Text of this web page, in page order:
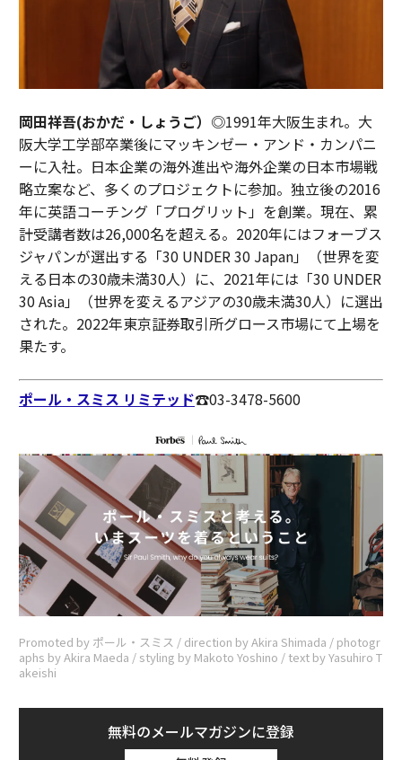
岡田祥吾(おかだ・しょうご）◎1991年大阪生まれ。大
阪大学工学部卒業後にマッキンゼー・アンド・カンパニ
ーに入社。日本企業の海外進出や海外企業の日本市場戦
略立案など、多くのプロジェクトに参加。独立後の2016
年に英語コーチング「プログリット」を創業。現在、累
計受講者数は26,000名を超える。2020年にはフォーブス
ジャパンが選出する「30 UNDER 30 Japan」（世界を変
える日本の30歳未満30人）に、2021年には「30 UNDER
30 Asia」（世界を変えるアジアの30歳未満30人）に選出
された。2022年東京証券取引所グロース市場にて上場を
果たす。
ポール・スミス リミテッド☎︎03-3478-5600
Promoted by ポール・スミス / direction by Akira Shimada / photogr
aphs by Akira Maeda / styling by Makoto Yoshino / text by Yasuhiro T
akeishi
無料のメールマガジンに登録